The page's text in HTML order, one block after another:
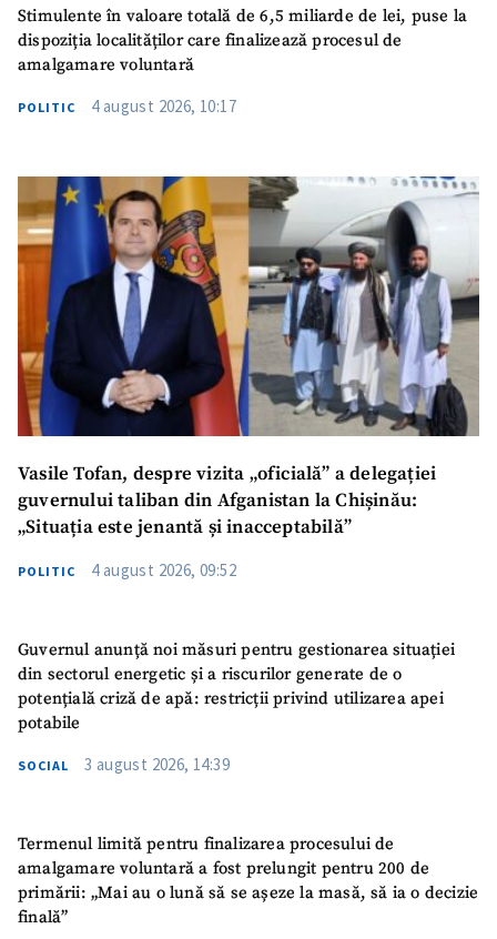
Stimulente în valoare totală de 6,5 miliarde de lei, puse la
dispoziția localităților care finalizează procesul de
amalgamare voluntară
POLITIC 4 august 2026, 10:17
Vasile Tofan, despre vizita „oficială” a delegației
guvernului taliban din Afganistan la Chișinău:
„Situația este jenantă și inacceptabilă”
POLITIC 4 august 2026, 09:52
Guvernul anunță noi măsuri pentru gestionarea situației
din sectorul energetic și a riscurilor generate de o
potențială criză de apă: restricții privind utilizarea apei
potabile
SOCIAL 3 august 2026, 14:39
Termenul limită pentru finalizarea procesului de
amalgamare voluntară a fost prelungit pentru 200 de
primării: „Mai au o lună să se așeze la masă, să ia o decizie
finală”